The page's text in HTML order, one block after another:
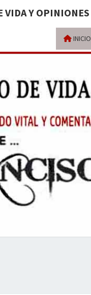
VIDA Y OPINIONES
INICIO